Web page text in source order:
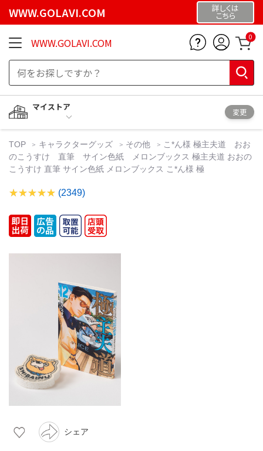
WWW.GOLAVI.COM 詳しくは
こちら
WWW.GOLAVI.COM 0
マイストア
変更
TOP キャラクターグッズ その他
こ*ん様 極主夫道 おお
のこうすけ 直筆 サイン色紙 メロンブックス 極主夫道 おおの
こうすけ 直筆 サイン色紙 メロンブックス こ*ん様 極
(2349)
シェア